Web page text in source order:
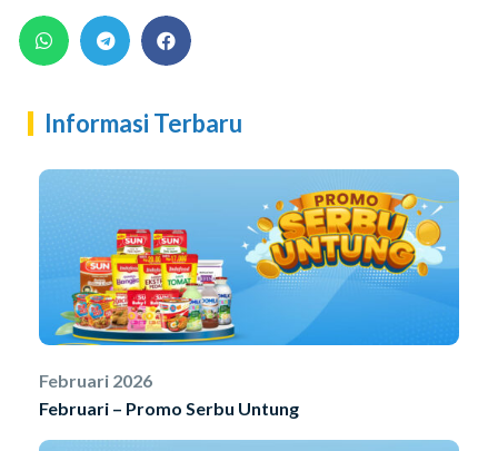
Informasi Terbaru
Februari 2026
Februari – Promo Serbu Untung